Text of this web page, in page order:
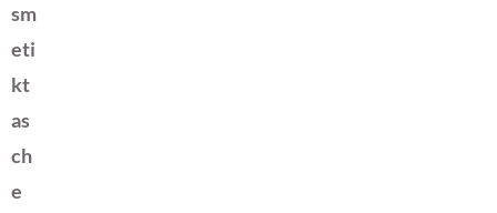
sm
eti
kt
as
ch
e